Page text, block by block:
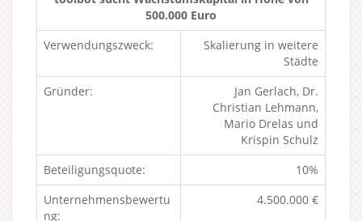
500.000 Euro
Verwendungszweck:
Skalierung in weitere
Städte
Gründer:
Jan Gerlach, Dr.
Christian Lehmann,
Mario Drelas und
Krispin Schulz
Beteiligungsquote:
10%
Unternehmensbewertu
ng:
4.500.000 €